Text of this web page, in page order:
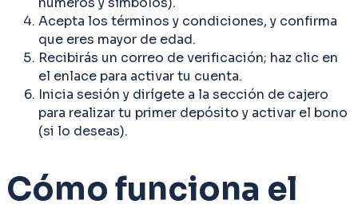
Acepta los términos y condiciones, y confirma
que eres mayor de edad.
Recibirás un correo de verificación; haz clic en
el enlace para activar tu cuenta.
Inicia sesión y dirígete a la sección de cajero
para realizar tu primer depósito y activar el bono
(si lo deseas).
Cómo funciona el